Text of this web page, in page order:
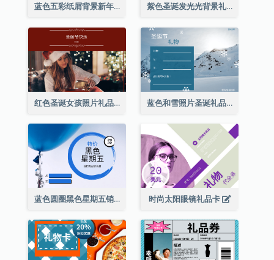
蓝色五彩纸屑背景新年销售礼品卡 紫色圣诞发光光背景礼品卡
红色圣诞女孩照片礼品卡 蓝色和雪照片圣诞礼品卡
蓝色圆圈黑色星期五销售礼品卡 时尚太阳眼镜礼品卡